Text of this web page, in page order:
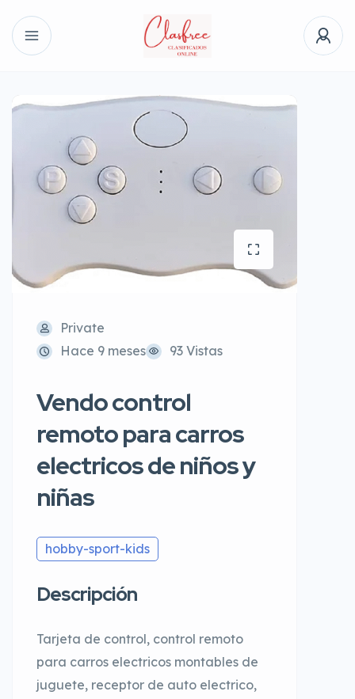
Private
Hace 9 meses
93 Vistas
Vendo control
remoto para carros
electricos de niños y
niñas
hobby-sport-kids
Descripción
Tarjeta de control, control remoto
para carros electricos montables de
juguete, receptor de auto electrico,